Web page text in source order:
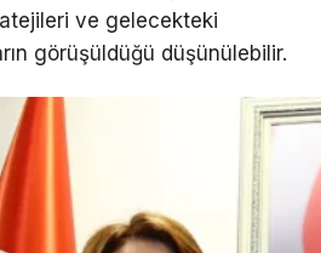
ve gelecekteki
görüşüldüğü düşünülebilir.